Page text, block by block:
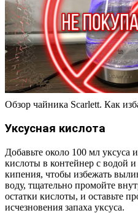
Обзор чайника Scarlett. Как
Уксусная кислота
Добавьте около 100 мл уксуса
кислоты в контейнер с водой
кипения, чтобы избежать
воду, тщательно промойте
остатки кислоты, и оставьте
исчезновения запаха уксуса.